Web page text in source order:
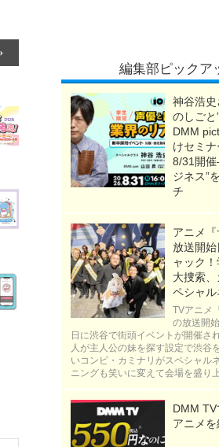
編集部ピックア
神谷浩史
のしごと
DMM
けセミ
8/31開
ジネス”
チ
アニメ『
放送開
ャック
大捜索
ペシャ
TVアニメ
の放送開
日に渋谷で街頭イベントが開催さ
人が主人公の妹を探す設定で渋谷
いコンビ・カミナリがスペシャル
ニングも笑いに変えて会場を盛り上
DMM
アニメを